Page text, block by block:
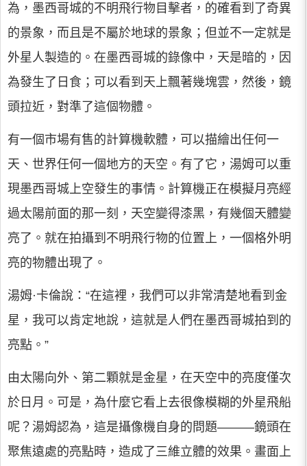
為，墨西哥城的不明飛行物目擊者，的確看到了奇異
的景象，而且是不屬於地球的景象；但並不一定就是
外星人製造的。在墨西哥城的錄像中，天是暗的，因
為發生了日食；可以看到天上飄著幾塊雲，然後，鏡
頭拉近，對準了這個物體。
有一個市場有售的計算機軟體，可以描繪出任何一
天、世界任何一個地方的天空。有了它，湯姆可以重
現墨西哥城上空發生的事情。計算機正在模擬月亮經
過太陽前面的那一刻，天空變得漆黑，有幾個天體變
亮了。就在拍攝到不明飛行物的位置上，一個格外明
亮的物體出現了。
湯姆·卡倫說：“在這裡，我們可以非常清楚地看到金
星，我可以肯定地說，這就是人們在墨西哥城拍到的
亮點。”
由太陽向外、第二顆就是金星，在天空中的亮度僅次
於日月。可是，為什麼它看上去很像模糊的外星飛船
呢？湯姆認為，這是攝像機自身的問題———鏡頭在
聚焦遠處的亮點時，造成了三維立體的效果。畫面上